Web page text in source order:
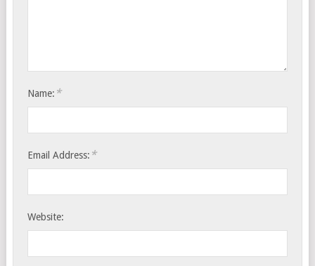
Name: *
Email Address: *
Website: